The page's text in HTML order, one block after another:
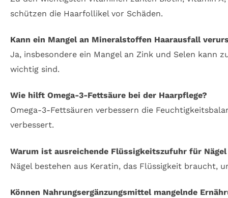
schützen die Haarfollikel vor Schäden.
Kann ein Mangel an Mineralstoffen Haarausfall
Ja, insbesondere ein Mangel an Zink und Selen kann
wichtig sind.
Wie hilft Omega-3-Fettsäure bei der Haarpflege?
Omega-3-Fettsäuren verbessern die
verbessert.
Warum ist ausreichende Flüssigkeitszufuhr für
Nägel bestehen aus Keratin, das Flüssigkeit
Können Nahrungsergänzungsmittel mangelnde